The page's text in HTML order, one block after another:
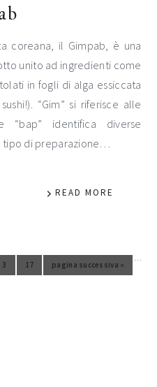
coreana, il Gimpab, è una
unito ad ingredienti come
in fogli di alga essiccata
“Gim” si riferisce alle
“bap” identifica diverse
tipo di preparazione…
READ MORE
alla pagina
Vai alla pagina
3omesse
…
Vai alla pagina
17
Vai alla
pagina successiva »